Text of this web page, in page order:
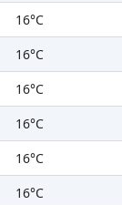
16°C
16°C
16°C
16°C
16°C
16°C